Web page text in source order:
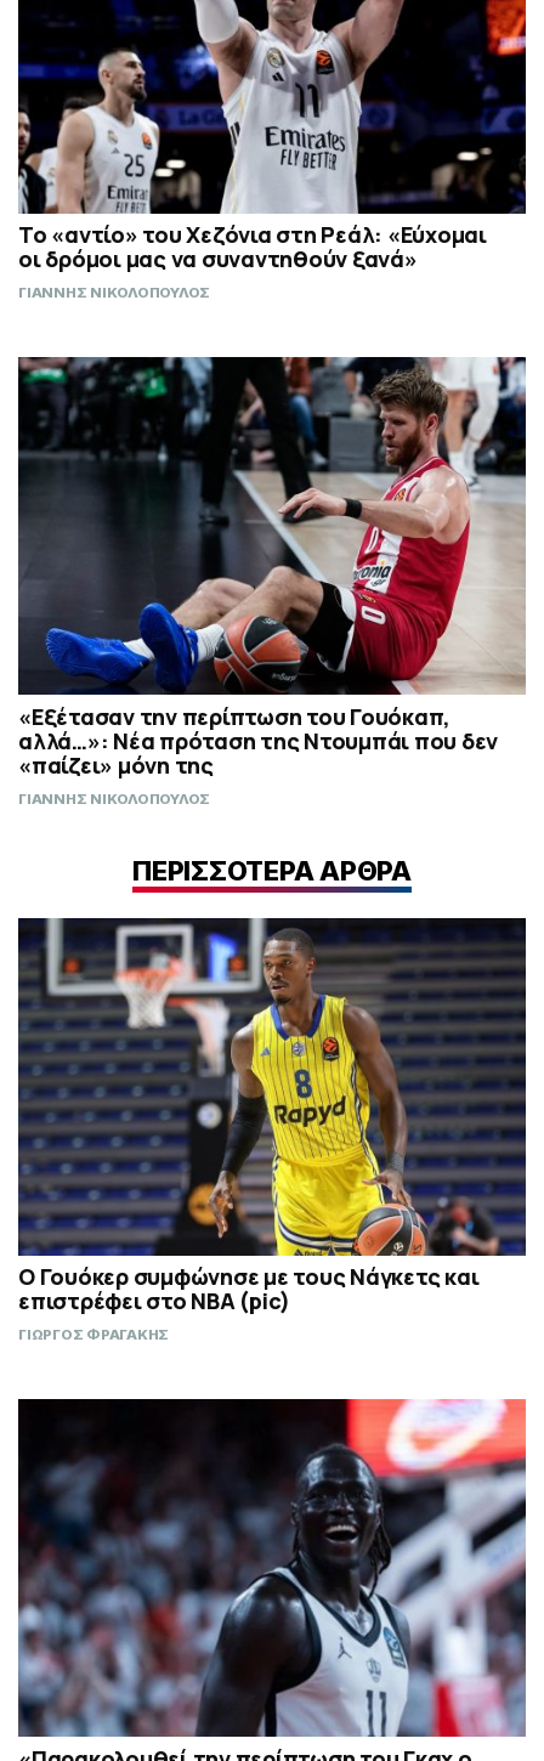
Το «αντίο» του Χεζόνια στη Ρεάλ: «Εύχομαι
οι δρόμοι μας να συναντηθούν ξανά»
ΓΙΑΝΝΗΣ ΝΙΚΟΛΟΠΟΥΛΟΣ
«Εξέτασαν την περίπτωση του Γουόκαπ,
αλλά…»: Νέα πρόταση της Ντουμπάι που δεν
«παίζει» μόνη της
ΓΙΑΝΝΗΣ ΝΙΚΟΛΟΠΟΥΛΟΣ
ΠΕΡΙΣΣΟΤΕΡΑ ΑΡΘΡΑ
Ο Γουόκερ συμφώνησε με τους Νάγκετς και
επιστρέφει στο NBA (pic)
ΓΙΩΡΓΟΣ ΦΡΑΓΑΚΗΣ